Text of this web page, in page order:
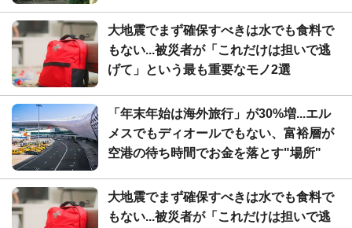
大地震でまず確保すべきは水でも食料で
もない...被災者が「これだけは担いで逃
げて」という最も重要なモノ2選
「年末年始は海外旅行」が30%増...エル
メスでもディオールでもない、富裕層が
空港の待ち時間でお金を落とす"場所"
大地震でまず確保すべきは水でも食料で
もない...被災者が「これだけは担いで逃